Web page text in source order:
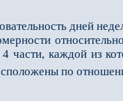
дней
каждой из
по